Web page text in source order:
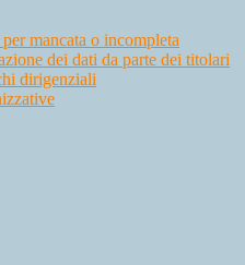
mancata o incompleta
dei dati da parte dei titolari
dirigenziali